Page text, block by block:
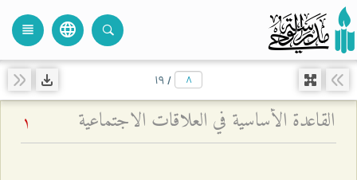
language
view_headline
/ ۱٩
القاعدة الأساسية في العلاقات الاجتماعية 1